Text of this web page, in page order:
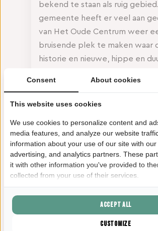
bekend te staan als ruig
gemeente heeft er veel aan
van Het Oude Centrum weer
bruisende plek te maken waar
historie en nieuwe, hippe en
culturen, met de opvallende
een plek van nu dus!
Een bak energie
Slenteren door de stad kan z’n
haal je wat ons betreft bij onze
serveren je ‘Specialty Coffee’:
Consent About cookies
This website uses cookies
We use cookies to personalize content and
media features, and analyze our website
information about your use of our site with our
advertising, and analytics partners. These
it with other information you've provided to
collected from your use of their services.
Customize
Accept all